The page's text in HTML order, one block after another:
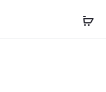
SOFÁ
King